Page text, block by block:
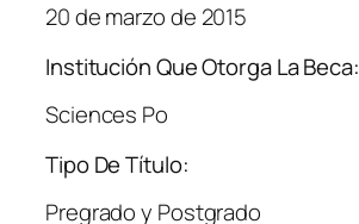
20 de marzo de 2015
Institución Que Otorga La Beca:
Sciences Po
Tipo De Título:
Pregrado y Postgrado